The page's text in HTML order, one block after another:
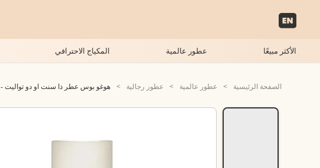
الأكثر مبيعًا عطور عالمية المكياج الاحترافي
الصفحة الرئيسية > عطور عالمية > عطور رجالية > هوغو بوس عطر ذا سنت او دو تواليت - 50 مل